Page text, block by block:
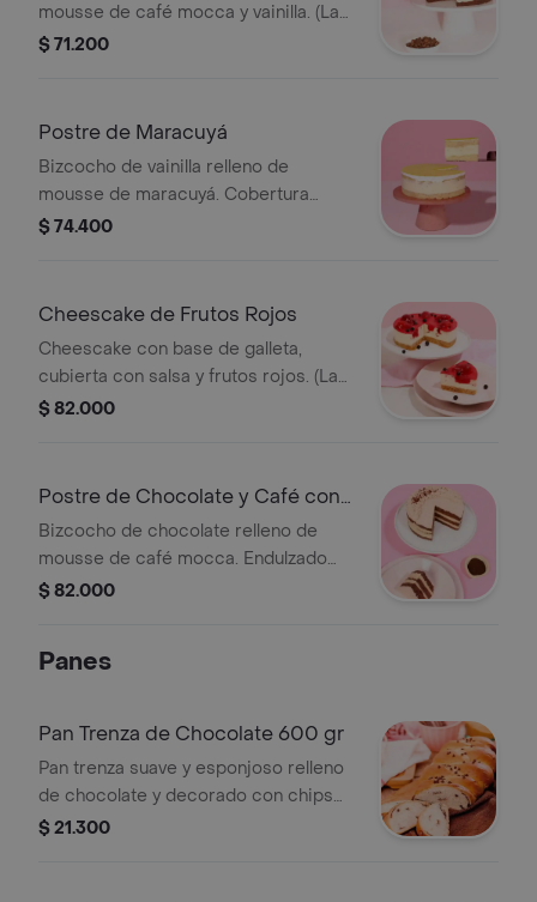
mousse de café mocca y vainilla. (La
imagen de referencia es de 10 a 16
$ 71.200
Postre de Maracuyá
Bizcocho de vainilla relleno de
mousse de maracuyá. Cobertura
superior de glaseado de maracuyá.
aprox).
$ 74.400
Cheescake de Frutos Rojos
Cheescake con base de galleta,
cubierta con salsa y frutos rojos. (La
imagen de referencia es de 10 a 16
$ 82.000
Postre de Chocolate y Café con
Stevia
Bizcocho de chocolate relleno de
mousse de café mocca. Endulzado
con stevia. (La imagen de referencia
$ 82.000
Panes
Pan Trenza de Chocolate 600 gr
Pan trenza suave y esponjoso relleno
de chocolate y decorado con chips
de chocolate de 600gr.
$ 21.300